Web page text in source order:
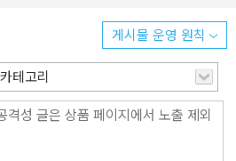
. 한편 서로마 지역은 비
의 유스티니아누스의 법을 받아들이는
것이다. 그러나 이미 고트족과 롬바르
하게 됐고, 이들 정복민은 역설적이게
니아누스 황제의 법률 전통을 수용했으
보존하게 된다. 다시 말해 로마의 법률
게시물 운영 원칙
카테고리